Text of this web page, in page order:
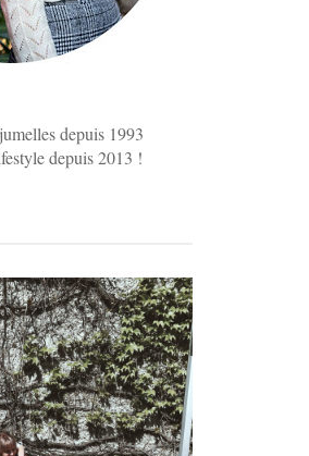
depuis 1993
depuis 2013 !